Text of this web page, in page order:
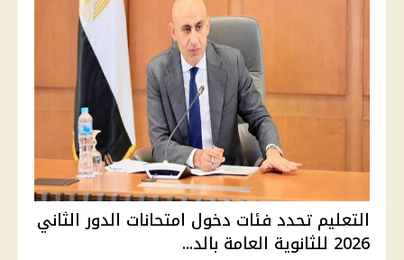
التعليم تحدد فئات دخول امتحانات الدور الثاني
2026 للثانوية العامة بالد...